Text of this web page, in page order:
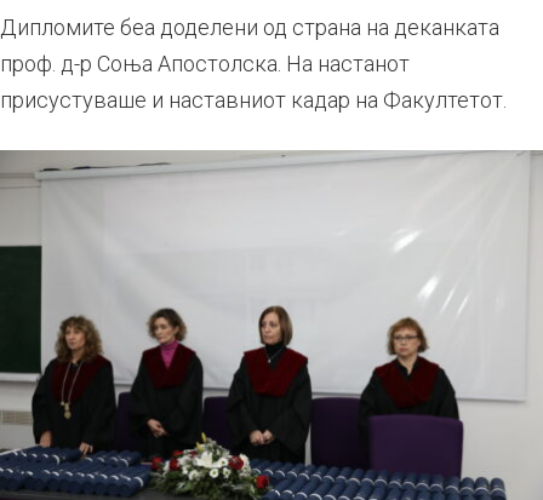
Дипломите беа доделени од страна на деканката
проф. д-р Соња Апостолска. На настанот
присустуваше и наставниот кадар на Факултетот.